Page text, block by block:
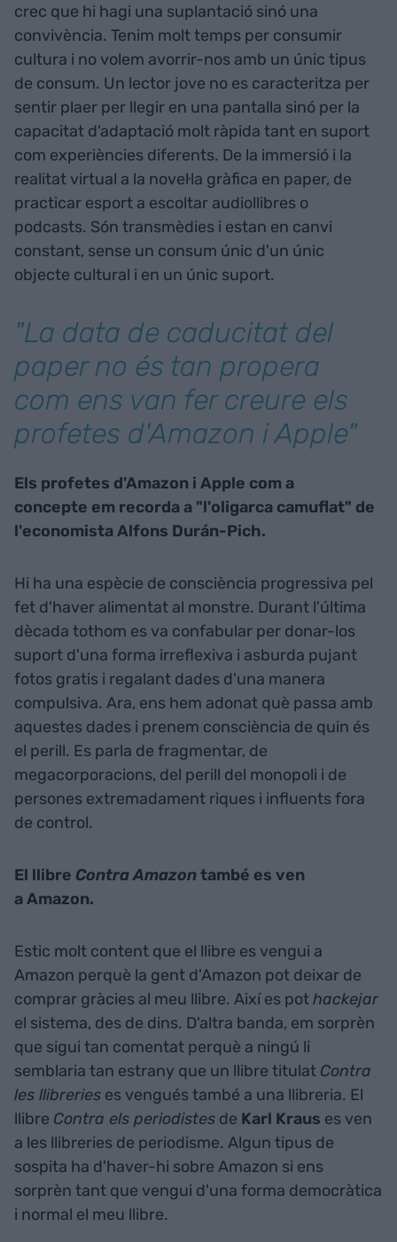
crec que hi hagi una suplantació sinó una
convivència. Tenim molt temps per consumir
cultura i no volem avorrir-nos amb un únic tipus
de consum. Un lector jove no es caracteritza per
sentir plaer per llegir en una pantalla sinó per la
capacitat d'adaptació molt ràpida tant en suport
com experiències diferents. De la immersió i la
realitat virtual a la novel·la gràfica en paper, de
practicar esport a escoltar audiollibres o
podcasts. Són transmèdies i estan en canvi
constant, sense un consum únic d'un únic
objecte cultural i en un únic suport.
"La data de caducitat del
paper no és tan propera
com ens van fer creure els
profetes d'Amazon i Apple"
Els profetes d'Amazon i Apple com a
concepte em recorda a "l'oligarca camuflat" de
l'economista Alfons Durán-Pich.
Hi ha una espècie de consciència progressiva pel
fet d'haver alimentat al monstre. Durant l'última
dècada tothom es va confabular per donar-los
suport d'una forma irreflexiva i asburda pujant
fotos gratis i regalant dades d'una manera
compulsiva. Ara, ens hem adonat què passa amb
aquestes dades i prenem consciència de quin és
el perill. Es parla de fragmentar, de
megacorporacions, del perill del monopoli i de
persones extremadament riques i influents fora
de control.
El llibre Contra Amazontambé es ven
a Amazon.
Estic molt content que el llibre es vengui a
Amazon perquè la gent d'Amazon pot deixar de
comprar gràcies al meu llibre. Així es pothackejar
el sistema, des de dins. D'altra banda, em sorprèn
que sigui tan comentat perquè a ningú li
semblaria tan estrany que un llibre titulat Contra
les llibreries es vengués també a una llibreria. El
llibre Contra els periodistes de Karl Kraus es ven
a les llibreries de periodisme. Algun tipus de
sospita ha d'haver-hi sobre Amazon si ens
sorprèn tant que vengui d'una forma democràtica
i normal el meu llibre.